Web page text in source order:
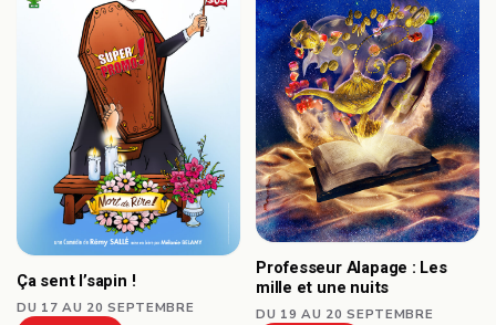
Ça sent l’sapin !
DU 17 AU 20 SEPTEMBRE
Professeur Alapage : Les
mille et une nuits
DU 19 AU 20 SEPTEMBRE